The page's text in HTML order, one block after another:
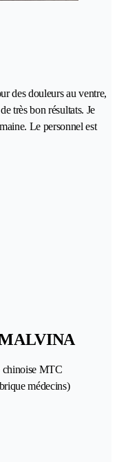
des douleurs au ventre,
très bon résultats. Je
Le personnel est
chinoise MTC
médecins)